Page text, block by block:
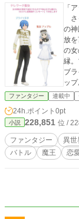
「
さっ
の
放
の
縁
ブラ
ッ
人が
そ
が立ち上がる。
｜遠
ス
診
毎日
作
ファンタジー 連載中
24h.ポイント 0pt
小説 228,851 位 /
ファンタジー 異世
バトル
魔王 恋